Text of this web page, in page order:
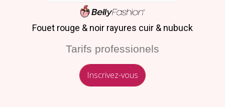
Fouet rouge & noir rayures cuir & nubuck
Tarifs professionels
Inscrivez-vous